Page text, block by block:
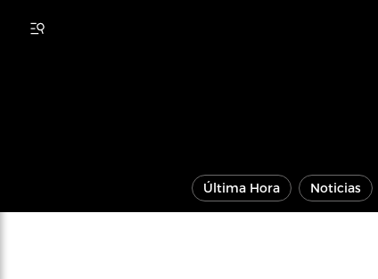
Última Hora Noticias